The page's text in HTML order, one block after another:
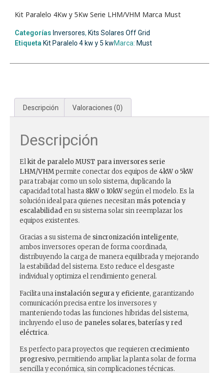
Kit Paralelo 4Kw y 5Kw Serie LHM/VHM Marca Must
Categorías Inversores, Kits Solares Off Grid
Etiqueta Kit Paralelo 4 kw y 5 kwMarca: Must
Descripción Valoraciones (0)
Descripción
Elkit de paralelo MUST para inversores serie
LHM/VHMpermite conectar dos equipos de 4kW o 5kW
para trabajar como un solo sistema, duplicando la
capacidad total hasta 8kW o 10kWsegún el modelo. Es la
solución ideal para quienes necesitan más potencia y
escalabilidaden su sistema solar sin reemplazar los
equipos existentes.
Gracias a su sistema de sincronización inteligente,
ambos inversores operan de forma coordinada,
distribuyendo la carga de manera equilibrada y mejorando
la estabilidad del sistema. Esto reduce el desgaste
individual y optimiza el rendimiento general.
Facilita unainstalación segura y eficiente, garantizando
comunicación precisa entre los inversores y
manteniendo todas las funciones híbridas del sistema,
incluyendo el uso de paneles solares, baterías y red
eléctrica.
Es perfecto para proyectos que requieren crecimiento
progresivo, permitiendo ampliar la planta solar de forma
sencilla y económica, sin complicaciones técnicas.